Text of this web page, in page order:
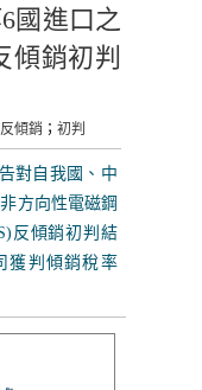
國進口之
傾銷初判
反傾銷 ；初判
對自我國、中
方向性電磁鋼
反傾銷初判結
獲判傾銷稅率